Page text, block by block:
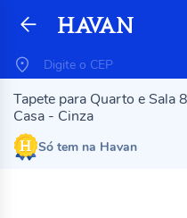
Tapete para Quarto e Sala
Casa - Cinza
Só tem na Havan